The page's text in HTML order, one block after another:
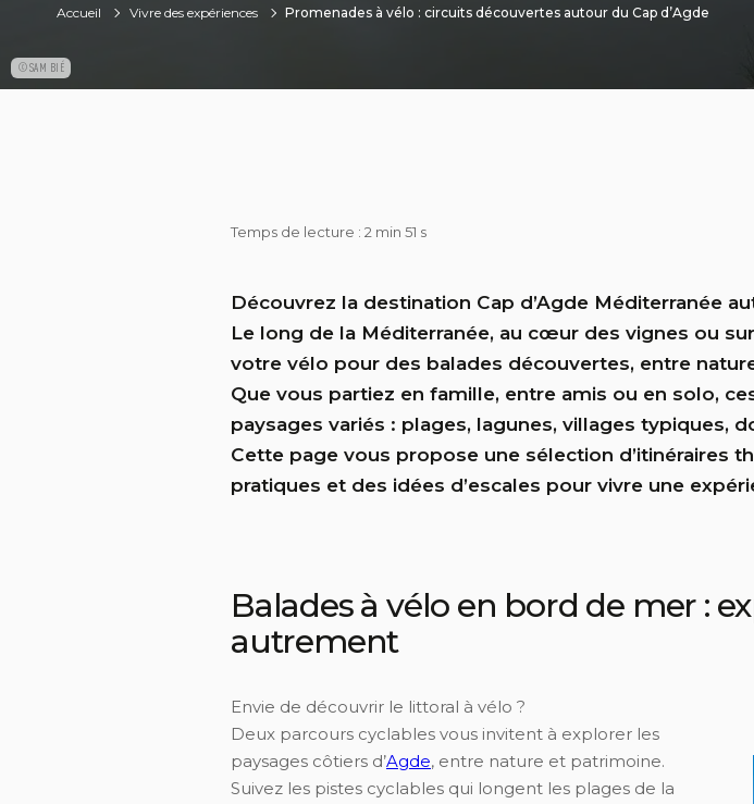
©SAM BIÉ
Accueil Vivre des expériences Promenades à vélo : circuits découvertes autour du Cap d’Agde
Temps de lecture : 2 min 51 s
Découvrez la destination Cap d’Agde Méditerranée
Le long de la Méditerranée, au cœur des vignes ou
votre vélo pour des balades découvertes, entre
Que vous partiez en famille, entre amis ou en solo,
paysages variés : plages, lagunes, villages typiques,
Cette page vous propose une sélection d’itinéraires
pratiques et des idées d’escales pour vivre une
Balades à vélo en bord de mer :
autrement
Envie de découvrir le littoral à vélo ?
Deux parcours cyclables vous invitent à explorer les
paysages côtiers d’Agde, entre nature et patrimoine.
Suivez les pistes cyclables qui longent les plages de la